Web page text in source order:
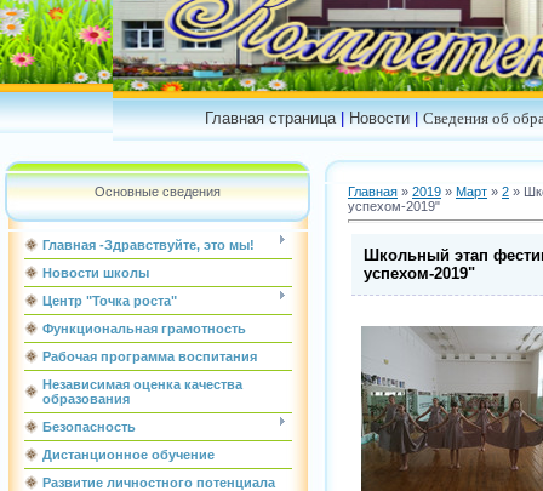
Главная страница|Новости|Сведения об
Основные сведения
Главная -Здравствуйте, это мы!
Новости школы
Центр "Точка роста"
Функциональная грамотность
Рабочая программа воспитания
Независимая оценка качества
образования
Безопасность
Дистанционное обучение
Развитие личностного потенциала
Главная » 2019 » Март » 2 »
успехом-2019"
Школьный этап
успехом-2019"